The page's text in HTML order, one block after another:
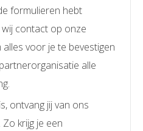
formulieren hebt
contact op onze
voor je te bevestigen
alle
ontvang jij van ons
krijg je een